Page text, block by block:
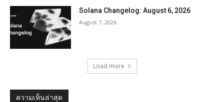
Solana Changelog: August 6, 2026
August 7, 2026
Load more
ความเห็นล่าสุด